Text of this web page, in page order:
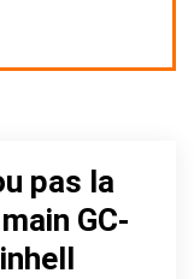
pas la
GC-